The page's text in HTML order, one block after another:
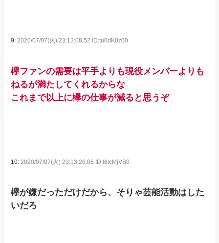
9:2020/07/07(火) 23:13:08.52 ID:tu0dK0z00
欅ファンの需要は平手よりも現役メンバーよりも
ねるが満たしてくれるからな
これまで以上に欅の仕事が減ると思うぞ
10: 2020/07/07(火) 23:13:26.06 ID:8llcMjVS0
欅が嫌だっただけだから、そりゃ芸能活動はした
いだろ